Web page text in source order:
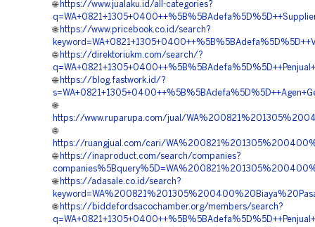
🌐 https://www.jualaku.id/all-categories?
🌐 https://www.pricebook.co.id/search?
🌐 https://direktoriukm.com/search/?
🌐 https://blog.fastwork.id/?
🌐
https://www.ruparupa.com/jual/
🌐
https://ruangjual.com/cari/
🌐 https://inaproduct.com/search/companies?
🌐 https://adasale.co.id/search?
🌐 https://biddefordsacochamber.org/members/search?